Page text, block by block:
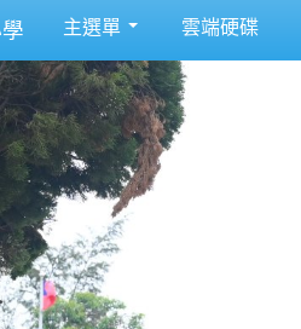
主選單 雲端硬碟